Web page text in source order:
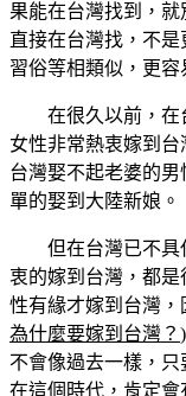
果能在台灣找到，就
直接在台灣找，不
習俗等相類似，更容
在很久以前，
女性非常熱衷嫁到
台灣娶不起老婆的
單的娶到大陸新娘。
但在台灣已不
衷的嫁到台灣，都
性有緣才嫁到台灣，
為什麼要嫁到台灣？
不會像過去一樣，只
在這個時代，肯定會